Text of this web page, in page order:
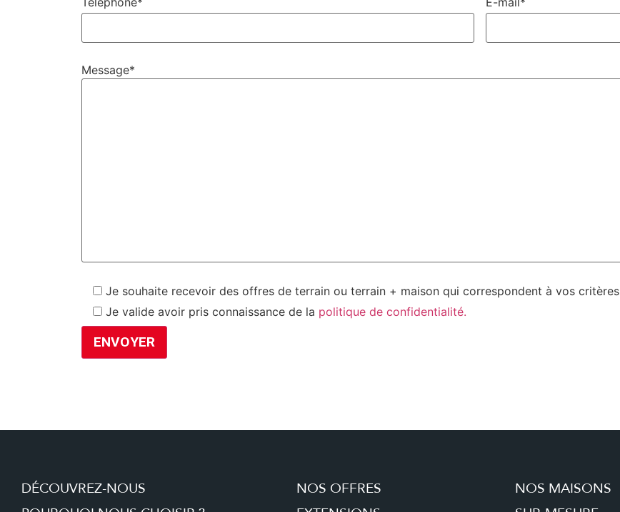
Message*
Je souhaite recevoir des offres de terrain ou terrain + maison qui correspondent à vos critères
Je valide avoir pris connaissance de la politique de confidentialité.
DÉCOUVREZ-NOUS
NOS OFFRES
NOS MAISONS